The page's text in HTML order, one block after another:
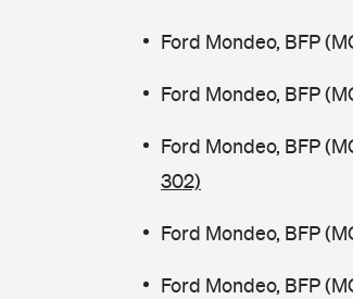
Ford Mondeo, BFP
Ford Mondeo, BFP
Ford Mondeo, BFP
302)
Ford Mondeo, BFP
Ford Mondeo, BFP